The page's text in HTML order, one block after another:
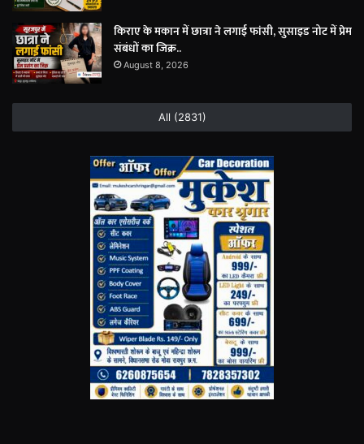
किराए के मकान में छात्रा ने लगाई फांसी, सुसाइड नोट में प्रेम
संबंधों का जिक्र..
August 8, 2026
All (2831)